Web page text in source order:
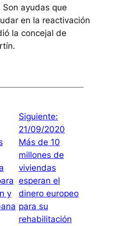
ayudas que
en la reactivación
la concejal de
y
Siguiente:
21/09/2020
Más de 10
millones de
viviendas
esperan el
dinero europeo
para su
rehabilitación